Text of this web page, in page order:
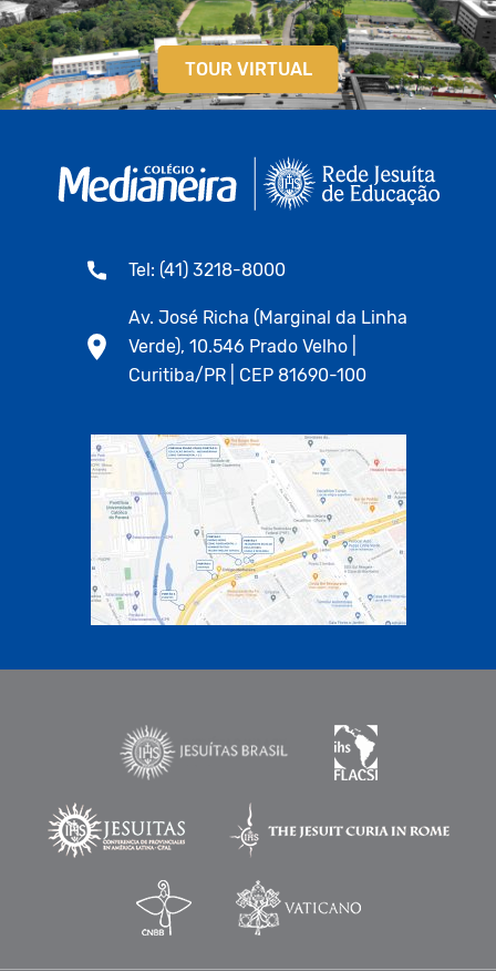
TOUR VIRTUAL
Tel: (41) 3218-8000
Av. José Richa (Marginal da Linha
Verde), 10.546 Prado Velho |
Curitiba/PR | CEP 81690-100